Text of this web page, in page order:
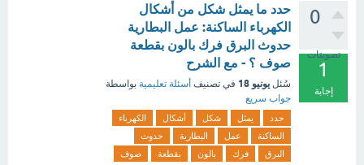
0
تصويتات
1
إجابة
حدد ما يمثل شكل من أشكال
الكهرباء الساكنة: عمل البطارية
حدوث البرق فرك بالون بقطعة
صوف ؟ - مع الشرح
سُئل يونيو 18 في تصنيف أسئلة تعليمية بواسطة
جواب سريع
حدد يمثل شكل أشكال
الكهرباء
الساكنة
عمل البطارية
حدوث
البرق
فرك بالون بقطعة صوف